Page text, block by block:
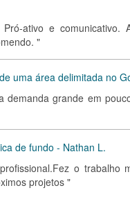
ativo e comunicativo.
"
uma área delimitada no
demanda grande em
de fundo - Nathan L.
o
projetos "